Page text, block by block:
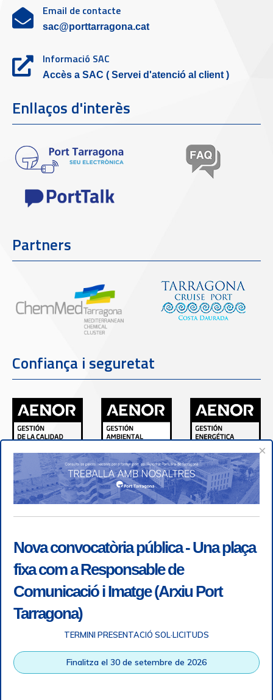
Email de contacte
sac@porttarragona.cat
Informació SAC
Accès a SAC ( Servei d'atenció al client )
Enllaços d'interès
Partners
Confiança i seguretat
×
Nova convocatòria pública - Una plaça
fixa com a Responsable de
Comunicació i Imatge (Arxiu Port
Tarragona)
TERMINI PRESENTACIÓ SOL·LICITUDS
Finalitza el 30 de setembre de 2026